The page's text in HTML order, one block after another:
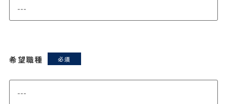
希望職種